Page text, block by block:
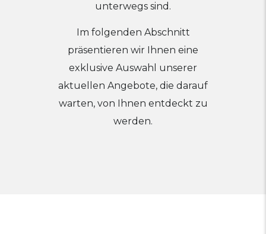
unterwegs sind.
Im folgenden Abschnitt
präsentieren wir Ihnen eine
exklusive Auswahl unserer
aktuellen Angebote, die darauf
warten, von Ihnen entdeckt zu
werden.